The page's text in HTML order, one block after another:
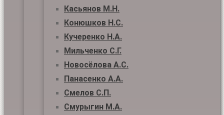
Касьянов М.Н.
Конюшков Н.С.
Кучеренко Н.А.
Мильченко С.Г.
Новосёлова А.С.
Панасенко А.А.
Смелов С.П.
Смурыгин М.А.